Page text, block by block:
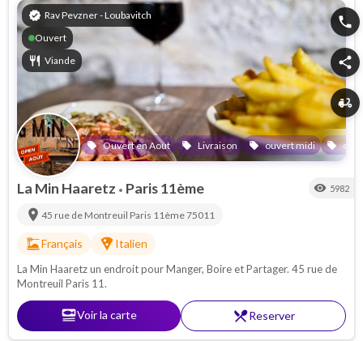
verified Rav Pevzner - Loubavitch
Ouvert
restaurant Viande
local_offer Ouvert en Aout local_offer Livraison local_offer ouvert midi local_offer
phone
share
delivery_dining
La Min Haaretz • Paris 11ème visibility 5982
location_on 45 rue de Montreuil Paris 11ème75011
dinner_diningFrançais local_pizzaItalien
La Min Haaretz un endroit pour Manger, Boire et Partager. 45 rue de
Montreuil Paris 11.
set_mealVoir la carte restaurant_menuReserver